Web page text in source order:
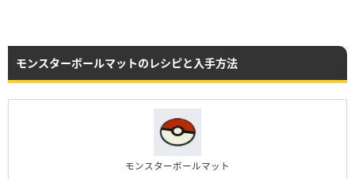
モンスターボールマットのレシピと入手方法
モンスターボールマット